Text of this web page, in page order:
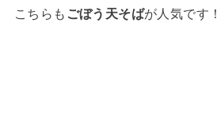
こちらも ごぼう天そばが人気です！